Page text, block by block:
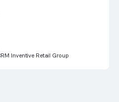
Inventive Retail Group